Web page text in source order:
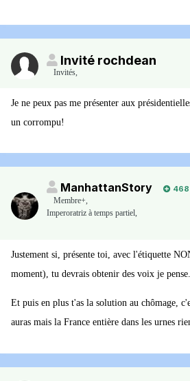
Invité rochdean
Invités,
Je ne peux pas me présenter aux
un corrompu!
ManhattanStory
468
Membre+,
Imperoratriz à temps partiel,
Justement si, présente toi, avec l'étiquette
moment), tu devrais obtenir des voix je pense.
Et puis en plus t'as la solution au chômage,
auras mais la France entière dans les urnes